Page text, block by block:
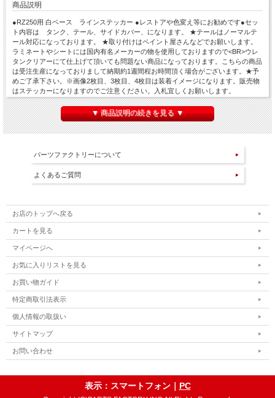
商品説明
●RZ250用 白ベース ラインステッカー ●レストアや色変え等にお勧めです●セッ
ト内容は タンク、テール、サイドカバー、になります。 ★テールはノーマルテ
ール対応になっております。 ★取り付けはペイント屋さんなどでお願いします。
ラミネートやシートには国内有名メーカーの物を使用しておりますので<BR>ウレ
タンクリアーにて仕上げて頂いても問題ない商品になっております。こちらの商品
は受注生産になっておりまして納期約1週間程お時間頂く場合がございます。★予
めご了承下さい。※画像2枚目、3枚目、4枚目は装着イメージになります。販売物
はステッカーになりますのでご注意ください。入札宜しくお願いします。
▼ 商品説明の続きを見る ▼
パーツファクトリーについて
よくあるご質問
お店のトップへ戻る
カートを見る
マイページへ
お気に入りリストを見る
お買い物ガイド
特定商取引法表示
個人情報の取扱い
サイトマップ
お問い合わせ
表示：スマートフォン｜ PC